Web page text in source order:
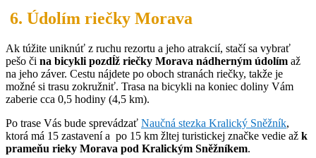
6. Údolím riečky Morava
Ak túžite uniknúť z ruchu rezortu a jeho atrakcií, stačí sa vybrať
pešo či na bicykli pozdĺž riečky Morava nádherným údolím až
na jeho záver. Cestu nájdete po oboch stranách riečky, takže je
možné si trasu zokružniť. Trasa na bicykli na koniec doliny Vám
zaberie cca 0,5 hodiny (4,5 km).
Po trase Vás bude sprevádzať Naučná stezka Kralický Sněžník,
ktorá má 15 zastavení a po 15 km žltej turistickej značke vedie až k
prameňu rieky Morava pod Kralickým Sněžníkem.